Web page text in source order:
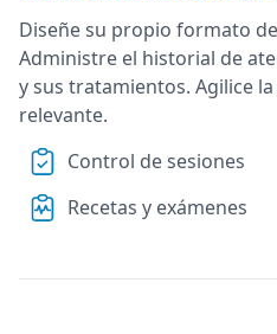
Diseñe su propio formato
Administre el historial de
y sus tratamientos. Agilice
relevante.
Control de sesiones
Recetas y exámenes